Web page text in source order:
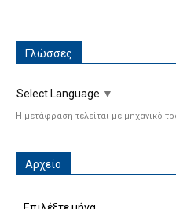
Γλώσσες
Select Language ▼
Η μετάφραση τελείται με μηχανικό
Αρχείο